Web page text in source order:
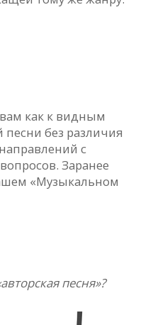
как к видным
песни без различия
с
Заранее
«Музыкальном
песня»?